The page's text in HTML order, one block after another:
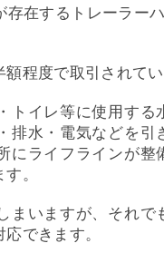
在するトレーラー
程度で取引されて
トイレ等に使用す
排水・電気などを
にライフラインが
。
まいますが、それで
できます。